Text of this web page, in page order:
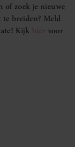
of zoek je nieuwe
breiden? Meld
Kijk hier voor